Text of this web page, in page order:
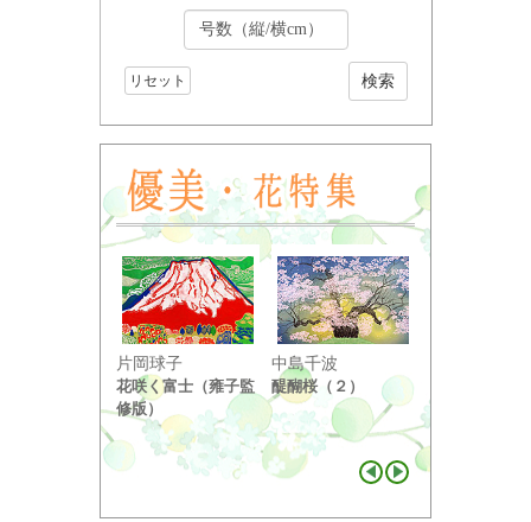
リセット
片岡球子
花咲く富士（雍子監
修版）
中島千波
醍醐桜（２）
り ...